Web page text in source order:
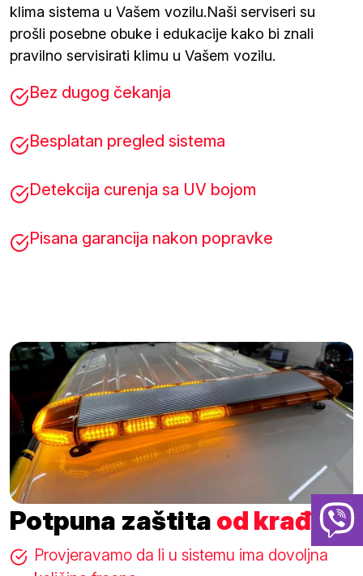
klima sistema u Vašem vozilu.Naši serviseri su
prošli posebne obuke i edukacije kako bi znali
pravilno servisirati klimu u Vašem vozilu.
Bez dugog čekanja
Besplatan pregled sistema
Detekcija curenja sa UV bojom
Pisana garancija nakon popravke
Potpuna zaštita od krađe
Provjeravamo da li u sistemu ima dovoljna